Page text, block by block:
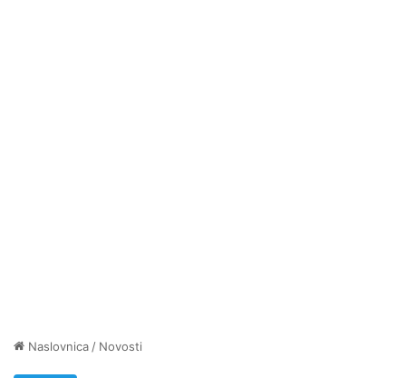
Naslovnica / Novosti